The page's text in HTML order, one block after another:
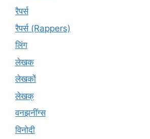
रैपर्स
रैपर्स (Rappers)
लिंग
लेखक
लेखकों
लेखक्
वनझनींग्स
विनोदी